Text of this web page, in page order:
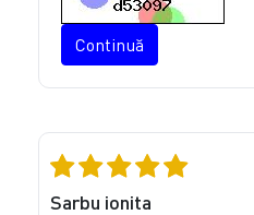
Continuă
Sarbu ionita